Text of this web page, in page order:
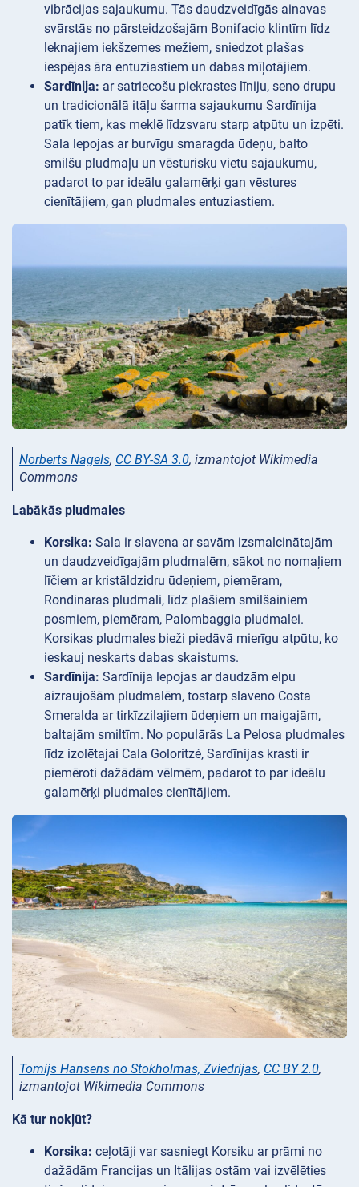
vibrācijas sajaukumu. Tās daudzveidīgās ainavas
svārstās no pārsteidzošajām Bonifacio klintīm līdz
leknajiem iekšzemes mežiem, sniedzot plašas
iespējas āra entuziastiem un dabas mīļotājiem.
Sardīnija: ar satriecošu piekrastes līniju, seno drupu
un tradicionālā itāļu šarma sajaukumu Sardīnija
patīk tiem, kas meklē līdzsvaru starp atpūtu un izpēti.
Sala lepojas ar burvīgu smaragda ūdeņu, balto
smilšu pludmaļu un vēsturisku vietu sajaukumu,
padarot to par ideālu galamērķi gan vēstures
cienītājiem, gan pludmales entuziastiem.
Norberts Nagels, CC BY-SA 3.0, izmantojot Wikimedia
Commons
Labākās pludmales
Korsika: Sala ir slavena ar savām izsmalcinātajām
un daudzveidīgajām pludmalēm, sākot no nomaļiem
līčiem ar kristāldzidru ūdeņiem, piemēram,
Rondinaras pludmali, līdz plašiem smilšainiem
posmiem, piemēram, Palombaggia pludmalei.
Korsikas pludmales bieži piedāvā mierīgu atpūtu, ko
ieskauj neskarts dabas skaistums.
Sardīnija: Sardīnija lepojas ar daudzām elpu
aizraujošām pludmalēm, tostarp slaveno Costa
Smeralda ar tirkīzzilajiem ūdeņiem un maigajām,
baltajām smiltīm. No populārās La Pelosa pludmales
līdz izolētajai Cala Goloritzé, Sardīnijas krasti ir
piemēroti dažādām vēlmēm, padarot to par ideālu
galamērķi pludmales cienītājiem.
Tomijs Hansens no Stokholmas, Zviedrijas, CC BY 2.0,
izmantojot Wikimedia Commons
Kā tur nokļūt?
Korsika: ceļotāji var sasniegt Korsiku ar prāmi no
dažādām Francijas un Itālijas ostām vai izvēlēties